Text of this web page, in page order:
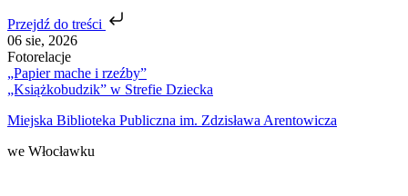
Przejdź do treści
Skip
to
content
06 sie, 2026
Fotorelacje
„Papier mache i rzeźby”
„Książkobudzik” w Strefie Dziecka
Miejska Biblioteka Publiczna im. Zdzisława Arentowicza
we Włocławku